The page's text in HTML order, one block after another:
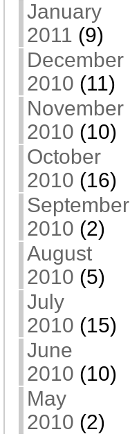
January
2011 (9)
December
2010 (11)
November
2010 (10)
October
2010 (16)
September
2010 (2)
August
2010 (5)
July
2010 (15)
June
2010 (10)
May
2010 (2)